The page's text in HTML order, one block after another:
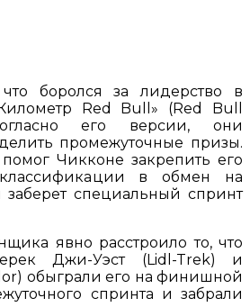
что боролся за лидерство в
Red Bull» (Red Bull
его версии, они
промежуточные призы.
Чикконе закрепить его
в обмен на
специальный спринт
явно расстроило то, что
Джи-Уэст (Lidl-Trek) и
обыграли его на финишной
спринта и забрали